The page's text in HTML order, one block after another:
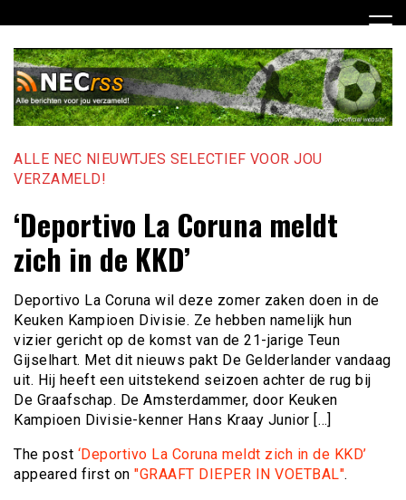
naar
inhoud
ALLE NEC NIEUWTJES SELECTIEF VOOR JOU
VERZAMELD!
‘Deportivo La Coruna meldt
zich in de KKD’
Deportivo La Coruna wil deze zomer zaken doen in de
Keuken Kampioen Divisie. Ze hebben namelijk hun
vizier gericht op de komst van de 21-jarige Teun
Gijselhart. Met dit nieuws pakt De Gelderlander vandaag
uit. Hij heeft een uitstekend seizoen achter de rug bij
De Graafschap. De Amsterdammer, door Keuken
Kampioen Divisie-kenner Hans Kraay Junior […]
The post ‘Deportivo La Coruna meldt zich in de KKD’
appeared first on "GRAAFT DIEPER IN VOETBAL".